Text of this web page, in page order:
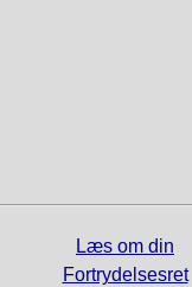
Læs om din
Fortrydelsesret